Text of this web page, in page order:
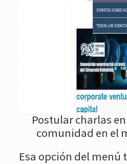
Postular charlas
comunidad en el
Esa opción del menú